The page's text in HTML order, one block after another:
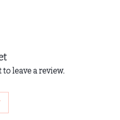
leave a review.